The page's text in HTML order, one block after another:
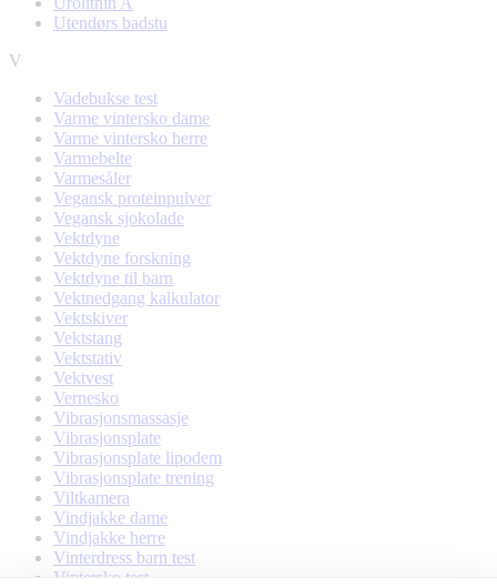
Utendørs badstu
V
Vadebukse test
Varme vintersko dame
Varme vintersko herre
Varmebelte
Varmesåler
Vegansk proteinpulver
Vegansk sjokolade
Vektdyne
Vektdyne forskning
Vektdyne til barn
Vektnedgang kalkulator
Vektskiver
Vektstang
Vektstativ
Vektvest
Vernesko
Vibrasjonsmassasje
Vibrasjonsplate
Vibrasjonsplate lipodem
Vibrasjonsplate trening
Viltkamera
Vindjakke dame
Vindjakke herre
Vinterdress barn test
Vintersko test